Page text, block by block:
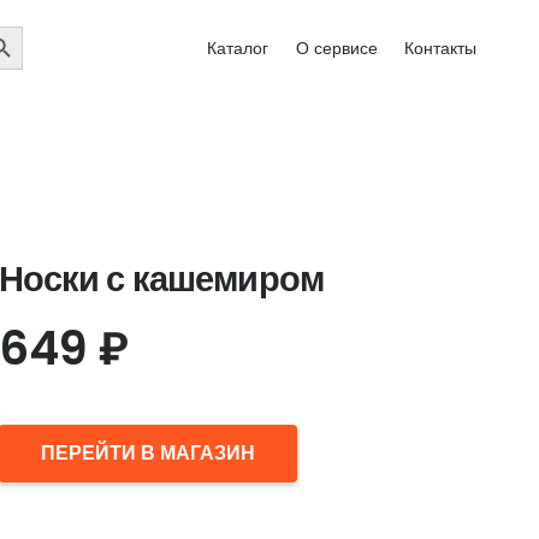
Каталог О сервисе Контакты
Носки с кашемиром
649 ₽
ПЕРЕЙТИ В МАГАЗИН